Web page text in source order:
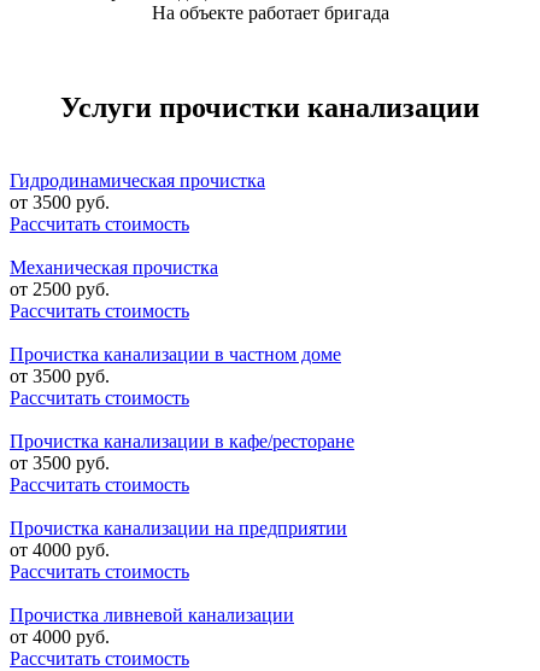
На объекте работает бригада
Услуги прочистки канализации
Гидродинамическая прочистка
от 3500 руб.
Рассчитать стоимость
Механическая прочистка
от 2500 руб.
Рассчитать стоимость
Прочистка канализации в частном доме
от 3500 руб.
Рассчитать стоимость
Прочистка канализации в кафе/ресторане
от 3500 руб.
Рассчитать стоимость
Прочистка канализации на предприятии
от 4000 руб.
Рассчитать стоимость
Прочистка ливневой канализации
от 4000 руб.
Рассчитать стоимость